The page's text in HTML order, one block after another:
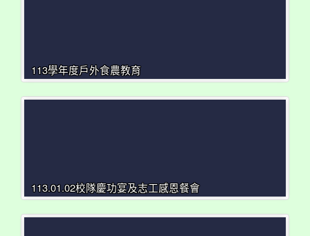
113學年度戶外食農教育
113.01.02校隊慶功宴及志工感恩餐會